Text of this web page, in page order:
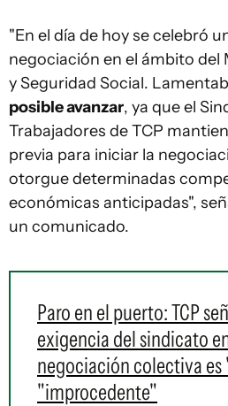
"En el día de hoy se celebró
negociación en el ámbito del
y Seguridad Social.
posible avanzar, ya que el
Trabajadores de TCP
previa para iniciar la
otorgue determinadas
económicas anticipadas",
un comunicado.
Paro en el puerto: TCP
exigencia del sindicato
negociación colectiva
"improcedente"